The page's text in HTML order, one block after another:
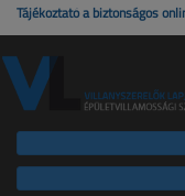
Tájékoztató a biztonságos